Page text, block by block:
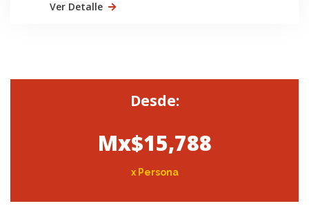
Ver Detalle
Desde:
Mx$15,788
x Persona